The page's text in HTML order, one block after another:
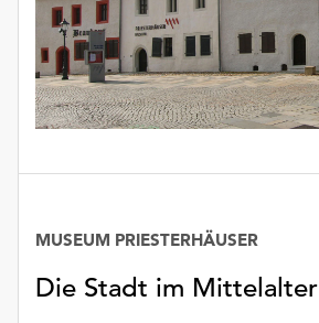
unserer
Datenschutzerklärung
oder
dem
Die Stadt im Mittelalter
MUSEUM PRIESTERHÄUSER